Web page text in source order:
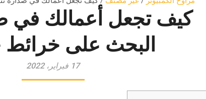
كيف تجعل أعمالك في
البحث على
17 فبراير، 2022